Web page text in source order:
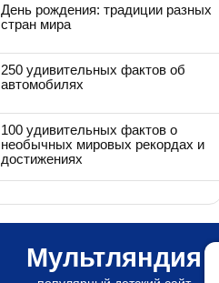
День рождения: традиции разных
стран мира
250 удивительных фактов об
автомобилях
100 удивительных фактов о
необычных мировых рекордах и
достижениях
Мультляндия